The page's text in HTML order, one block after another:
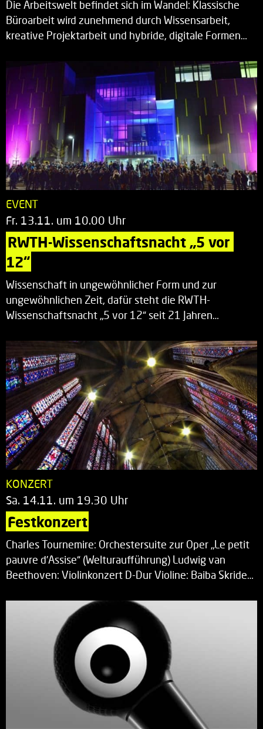
Die Arbeitswelt befindet sich im Wandel: Klassische
Büroarbeit wird zunehmend durch Wissensarbeit,
kreative Projektarbeit und hybride, digitale Formen…
EVENT
Fr. 13.11. um 10.00 Uhr
RWTH-Wissenschaftsnacht „5 vor
12“
Wissenschaft in ungewöhnlicher Form und zur
ungewöhnlichen Zeit, dafür steht die RWTH-
Wissenschaftsnacht „5 vor 12“ seit 21 Jahren…
KONZERT
Sa. 14.11. um 19.30 Uhr
Festkonzert
Charles Tournemire: Orchestersuite zur Oper „Le petit
pauvre d’Assise“ (Welturaufführung) Ludwig van
Beethoven: Violinkonzert D-Dur Violine: Baiba Skride…